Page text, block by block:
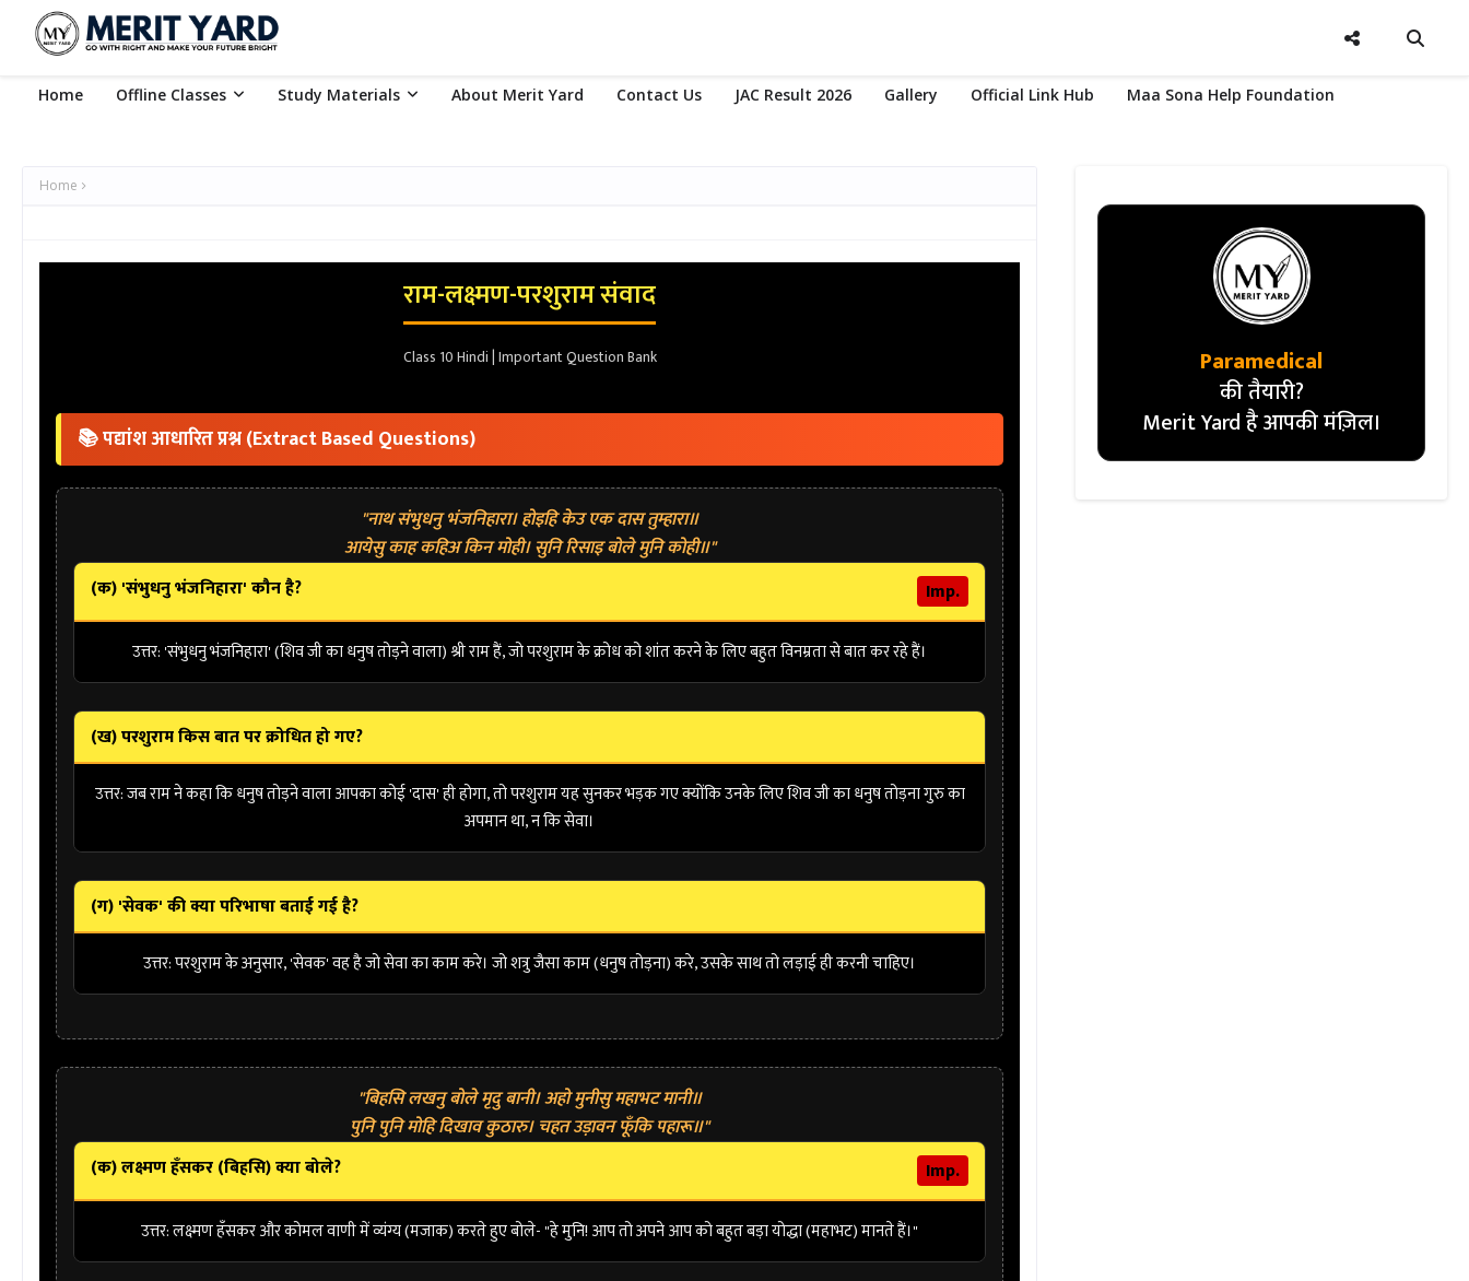
Home Offline Classes Study Materials About Merit Yard Contact Us JAC Result 2026 Gallery Official Link Hub Maa Sona Help Foundation
Home
राम-लक्ष्मण-परशुराम संवाद
Class 10 Hindi | Important Question Bank
📚 पद्यांश आधारित प्रश्न (Extract Based Questions)
"नाथ संभुधनु भंजनिहारा। होइहि केउ एक दास तुम्हारा॥
आयेसु काह कहिअ किन मोही। सुनि रिसाइ बोले मुनि कोही॥"
(क) 'संभुधनु भंजनिहारा' कौन है? Imp.
उत्तर: 'संभुधनु भंजनिहारा' (शिव जी का धनुष तोड़ने वाला)श्री रामहैं, जो परशुराम के क्रोध को शांत करने के लिए बहुत विनम्रता से बात कर रहे हैं।
(ख) परशुराम किस बात पर क्रोधित हो गए?
उत्तर:जब राम ने कहा कि धनुष तोड़ने वाला आपका कोई 'दास' ही होगा, तो परशुराम यह सुनकर भड़क गए क्योंकि उनके लिए शिव जी का धनुष तोड़ना गुरु का
अपमान था, न कि सेवा।
(ग) 'सेवक' की क्या परिभाषा बताई गई है?
उत्तर:परशुराम के अनुसार, 'सेवक' वह है जो सेवा का काम करे। जो शत्रु जैसा काम (धनुष तोड़ना) करे, उसके साथ तो लड़ाई ही करनी चाहिए।
"बिहसि लखनु बोले मृदु बानी। अहो मुनीसु महाभट मानी॥
पुनि पुनि मोहि दिखाव कुठारु। चहत उड़ावन फूँकि पहारू॥"
(क) लक्ष्मण हँसकर (बिहसि) क्या बोले? Imp.
उत्तर:लक्ष्मण हँसकर और कोमल वाणी में व्यंग्य (मजाक) करते हुए बोले- "हे मुनि! आप तो अपने आप को बहुत बड़ा योद्धा (महाभट) मानते हैं।"
Paramedical
की तैयारी?
Merit Yard है आपकी मंज़िल।